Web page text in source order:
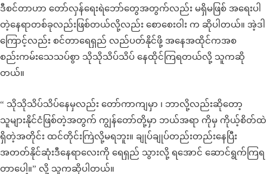
ဒီစင်တာဟာ တော်လှန်ရေးရဲဘော်တွေအတွက်လည်း မရှိမဖြစ် အရေးပါ
တဲ့နေရာတစ်ခုလည်းဖြစ်တယ်လို့လည်း စောစေးဝါး က ဆိုပါတယ်။ အဲ့ဒါ
ကြောင့်လည်း စင်တာရေရှည် လည်ပတ်နိုင်ဖို့ အနေအထိုင်ကအစ
စည်းကမ်းသေသပ်စွာ သိုသိုသိပ်သိပ် နေထိုင်ကြရတယ်လို့ သူကဆို
တယ်။
“ သိုသိုသိပ်သိပ်နေမှလည်း တော်ကာကျမှာ ၊ ဘာလို့လည်းဆိုတော့
သူများနိုင်ငံဖြစ်တဲ့အတွက် ကျွန်တော်တို့မှာ ဘယ်အရာ ကိုမှ ကိုယ့်စိတ်ထဲ
ရှိတဲ့အတိုင်း ထင်တိုင်းကြဲလို့မရဘူး။ ချုပ်ချုပ်တည်းတည်းနေပြီး
အတတ်နိုင်ဆုံးဒီနေရာလေးကို ရေရှည် သွားလို့ ရအောင် ဆောင်ရွက်ကြရ
တာပေါ့။” လို့ သူကဆိုပါတယ်။